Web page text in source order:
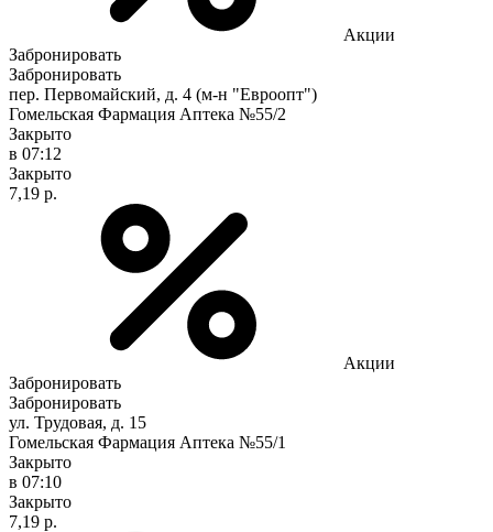
Акции
Забронировать
Забронировать
пер. Первомайский, д. 4 (м-н "Евроопт")
Гомельская Фармация Аптека №55/2
Закрыто
в 07:12
Закрыто
7,19 р.
Акции
Забронировать
Забронировать
ул. Трудовая, д. 15
Гомельская Фармация Аптека №55/1
Закрыто
в 07:10
Закрыто
7,19 р.